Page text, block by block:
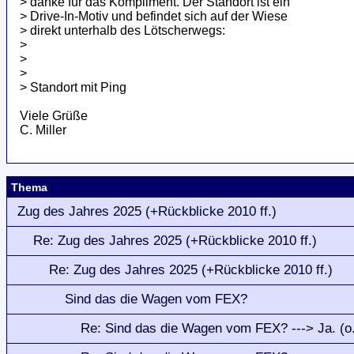
> Drive-In-Motiv und befindet sich auf der Wiese
> direkt unterhalb des Lötscherwegs:
>
>
>
> Standort mit Ping
Viele Grüße
C. Miller
Thema
Zug des Jahres 2025 (+Rückblicke 2010 ff.)
Re: Zug des Jahres 2025 (+Rückblicke 2010 ff.)
Re: Zug des Jahres 2025 (+Rückblicke 2010 ff.)
Sind das die Wagen vom FEX?
Re: Sind das die Wagen vom FEX? ---> Ja.